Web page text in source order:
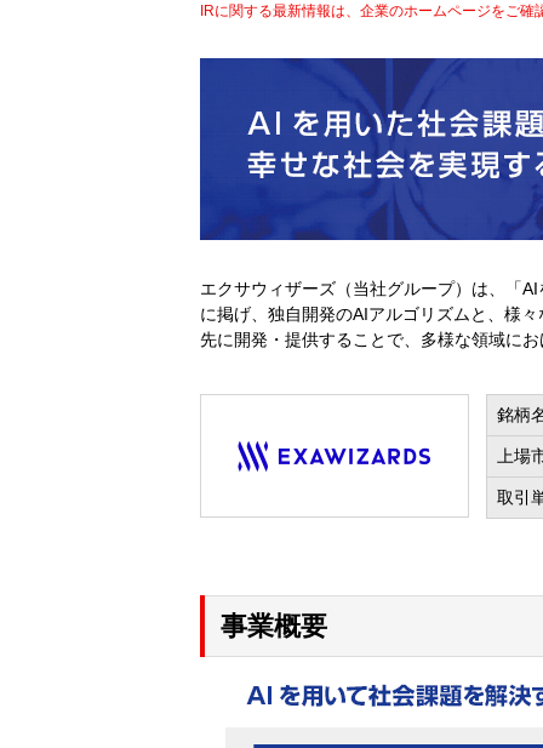
IRに関する最新情報は、企業のホームページをご確
エクサウィザーズ（当社グループ）は、「
に掲げ、独自開発のAIアルゴリズムと、様
先に開発・提供することで、多様な領域に
銘柄
上場
取引
事業概要